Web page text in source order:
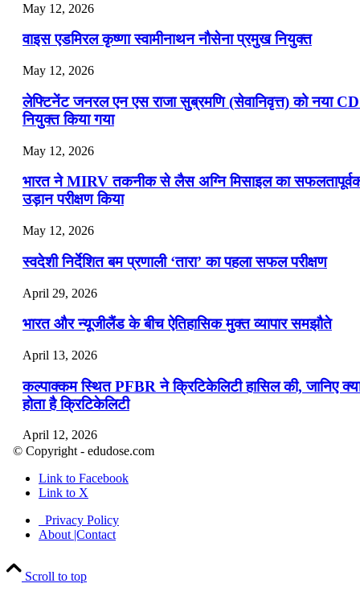
May 12, 2026
वाइस एडमिरल कृष्णा स्वामीनाथन नौसेना प्रमुख नियुक्त
May 12, 2026
लेफ्टिनेंट जनरल एन एस राजा सुब्रमणि (सेवानिवृत्त) को नया
नियुक्त किया गया
May 12, 2026
भारत ने MIRV तकनीक से लैस अग्नि मिसाइल का
उड़ान परीक्षण किया
May 12, 2026
स्वदेशी निर्देशित बम प्रणाली ‘तारा’ का पहला सफल परीक्षण
April 29, 2026
भारत और न्यूजीलैंड के बीच ऐतिहासिक मुक्त व्यापार समझौते
April 13, 2026
कल्पाक्कम स्थित PFBR ने क्रिटिकेलिटी हासिल की, जानिए
होता है क्रिटिकेलिटी
April 12, 2026
April 9, 2026
नासा का आर्टेमिस-2 मिशन: मनुष्य एक बार फिर से चंद्रमा के
पहुंचा
April 7, 2026
© Copyright - edudose.com
Link to Facebook
Link to X
Privacy Policy
About |Contact
Scroll to top